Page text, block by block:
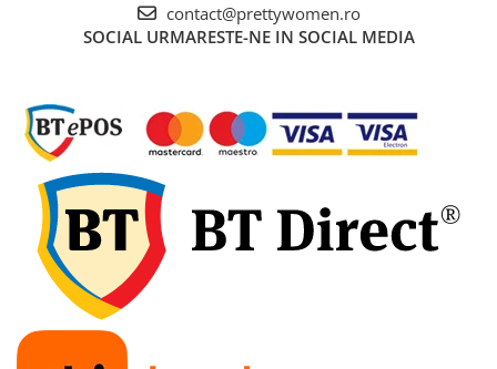
contact@prettywomen.ro
SOCIAL URMARESTE-NE IN SOCIAL MEDIA